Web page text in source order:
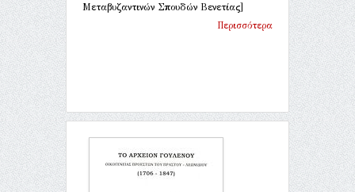
Μεταβυζαντινών Σπουδών Βενετίας]
Περισσότερα